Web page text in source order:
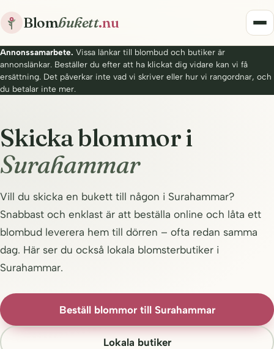
Blombukett.nu
Annonssamarbete. Vissa länkar till blombud och butiker är
annonslänkar. Beställer du efter att ha klickat dig vidare kan vi få
ersättning. Det påverkar inte vad vi skriver eller hur vi rangordnar, och
du betalar inte mer.
Skicka blommor i
Surahammar
Vill du skicka en bukett till någon i Surahammar?
Snabbast och enklast är att beställa online och låta ett
blombud leverera hem till dörren – ofta redan samma
dag. Här ser du också lokala blomsterbutiker i
Surahammar.
Beställ blommor till Surahammar
Lokala butiker